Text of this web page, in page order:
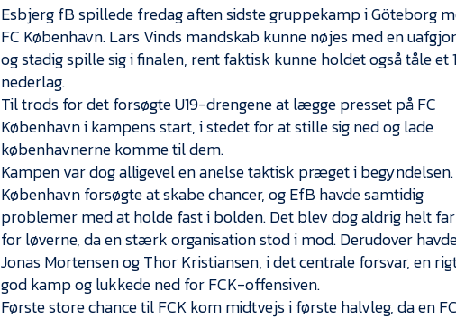
Esbjerg fB spillede fredag aften sidste gruppekamp i Göteborg
FC København. Lars Vinds mandskab kunne nøjes med en
og stadig spille sig i finalen, rent faktisk kunne holdet også tåle et
nederlag.
Til trods for det forsøgte U19-drengene at lægge presset på FC
København i kampens start, i stedet for at stille sig ned og lade
københavnerne komme til dem.
Kampen var dog alligevel en anelse taktisk præget i begyndelsen.
København forsøgte at skabe chancer, og EfB havde samtidig
problemer med at holde fast i bolden. Det blev dog aldrig helt
for løverne, da en stærk organisation stod i mod. Derudover
Jonas Mortensen og Thor Kristiansen, i det centrale forsvar, en
god kamp og lukkede ned for FCK-offensiven.
Første store chance til FCK kom midtvejs i første halvleg, da en